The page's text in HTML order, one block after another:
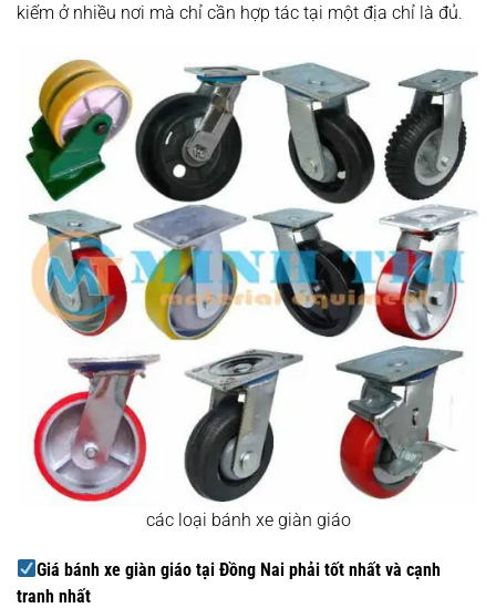
kiếm ở nhiều nơi mà chỉ cần hợp tác tại một địa chỉ là đủ.
các loại bánh xe giàn giáo
Giá bánh xe giàn giáo tại Đồng Nai phải tốt nhất và cạnh
tranh nhất